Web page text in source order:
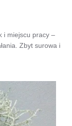
i miejscu pracy –
Zbyt surowa i